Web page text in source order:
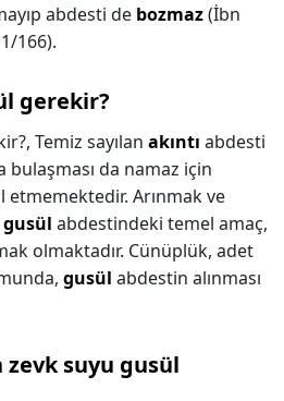
abdesti de bozmaz(İbn
166).
gerekir?
Temiz sayılan akıntı abdesti
bulaşması da namaz için
Arınmak ve
gusül abdestindeki temel amaç,
olmaktadır. Cünüplük, adet
gusül abdestin alınması
suyu gusül